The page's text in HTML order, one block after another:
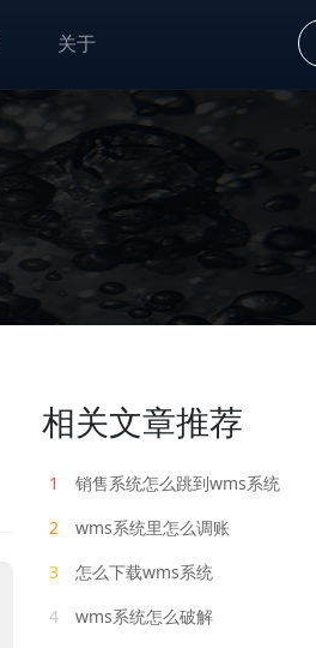
关于
相关文章推荐
1
销售系统怎么跳到wms系统
2
wms系统里怎么调账
3
怎么下载wms系统
4
wms系统怎么破解